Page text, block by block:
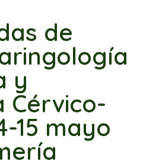
de
y
Cérvico-
15 mayo